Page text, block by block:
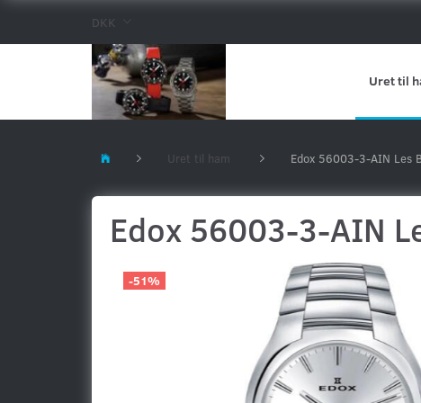
DKK
Uret til
Uret til ham Edox 56003-3-AIN Les
Edox 56003-3-AIN
-51%